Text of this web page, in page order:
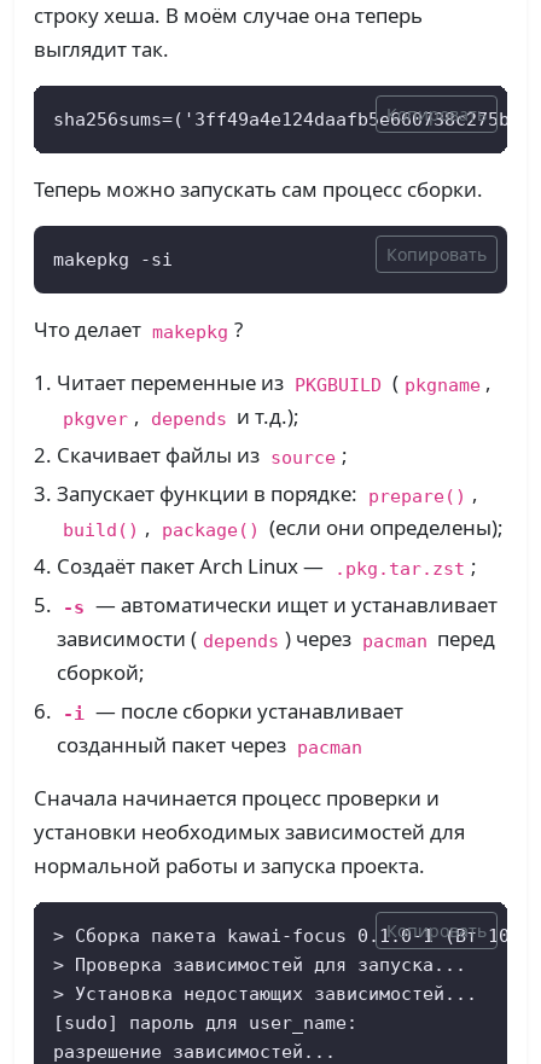
строку хеша. В моём случае она теперь
выглядит так.
Копировать
Теперь можно запускать сам процесс сборки.
makepkg -si Копировать
Что делает makepkg ?
Читает переменные из PKGBUILD ( pkgname ,
pkgver , depends и т.д.);
Скачивает файлы из source ;
Запускает функции в порядке:
prepare() ,
build() , package()
(если они определены);
Создаёт пакет Arch Linux —
.pkg.tar.zst ;
-s — автоматически ищет и устанавливает
зависимости ( depends ) через pacman перед
сборкой;
-i
— после сборки устанавливает
созданный пакет через pacman
Сначала начинается процесс проверки и
установки необходимых зависимостей для
нормальной работы и запуска проекта.
> Сборка пакета kawai-focus 0.1.0-1 (Вт 10
> Проверка зависимостей для запуска...
> Установка недостающих зависимостей...
[sudo] пароль для user_name:
разрешение зависимостей...
Копировать